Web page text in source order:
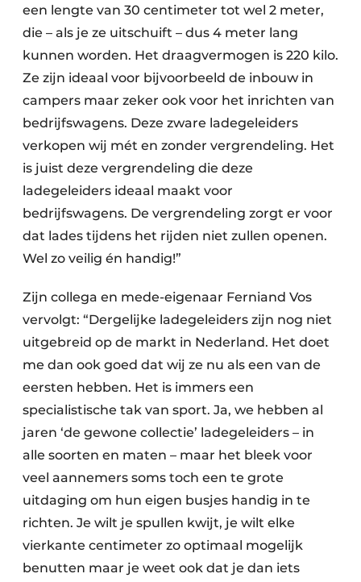
een lengte van 30 centimeter tot wel 2 meter,
die – als je ze uitschuift – dus 4 meter lang
kunnen worden. Het draagvermogen is 220 kilo.
Ze zijn ideaal voor bijvoorbeeld de inbouw in
campers maar zeker ook voor het inrichten van
bedrijfswagens. Deze zware ladegeleiders
verkopen wij mét en zonder vergrendeling. Het
is juist deze vergrendeling die deze
ladegeleiders ideaal maakt voor
bedrijfswagens. De vergrendeling zorgt er voor
dat lades tijdens het rijden niet zullen openen.
Wel zo veilig én handig!”
Zijn collega en mede-eigenaar Ferniand Vos
vervolgt: “Dergelijke ladegeleiders zijn nog niet
uitgebreid op de markt in Nederland. Het doet
me dan ook goed dat wij ze nu als een van de
eersten hebben. Het is immers een
specialistische tak van sport. Ja, we hebben al
jaren ‘de gewone collectie’ ladegeleiders – in
alle soorten en maten – maar het bleek voor
veel aannemers soms toch een te grote
uitdaging om hun eigen busjes handig in te
richten. Je wilt je spullen kwijt, je wilt elke
vierkante centimeter zo optimaal mogelijk
benutten maar je weet ook dat je dan iets